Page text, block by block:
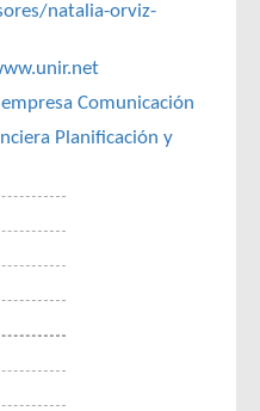
natalia-orviz-
Comunicación
Planificación y